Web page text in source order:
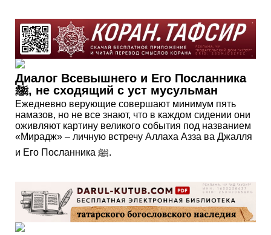
Диалог Всевышнего и Его Посланника
ﷺ, не сходящий с уст мусульман
Ежедневно верующие совершают минимум пять
намазов, но не все знают, что в каждом сидении они
оживляют картину великого события под названием
«Мирадж» – личную встречу Аллаха Азза ва Джалля
и Его Посланника ﷺ.